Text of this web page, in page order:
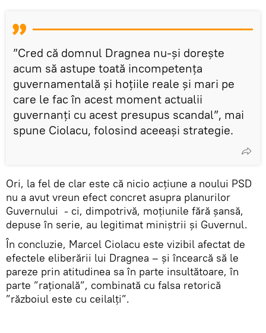
”Cred că domnul Dragnea nu-şi doreşte
acum să astupe toată incompetenţa
guvernamentală şi hoţiile reale şi mari pe
care le fac în acest moment actualii
guvernanţi cu acest presupus scandal”, mai
spune Ciolacu, folosind aceeași strategie.
Ori, la fel de clar este că nicio acțiune a noului PSD
nu a avut vreun efect concret asupra planurilor
Guvernului - ci, dimpotrivă, moțiunile fără șansă,
depuse în serie, au legitimat miniștrii și Guvernul.
În concluzie, Marcel Ciolacu este vizibil afectat de
efectele eliberării lui Dragnea – și încearcă să le
pareze prin atitudinea sa în parte insultătoare, în
parte ”rațională”, combinată cu falsa retorică
”războiul este cu ceilalți”.